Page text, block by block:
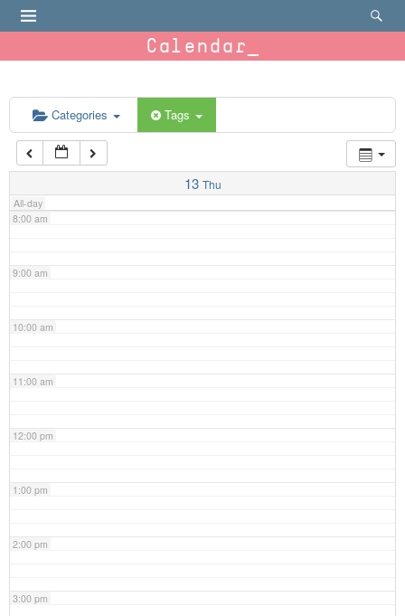
Calendar
Categories Tags
13 Thu
All-day
6:00 am
7:00 am
8:00 am
9:00 am
10:00 am
11:00 am
12:00 pm
1:00 pm
2:00 pm
3:00 pm